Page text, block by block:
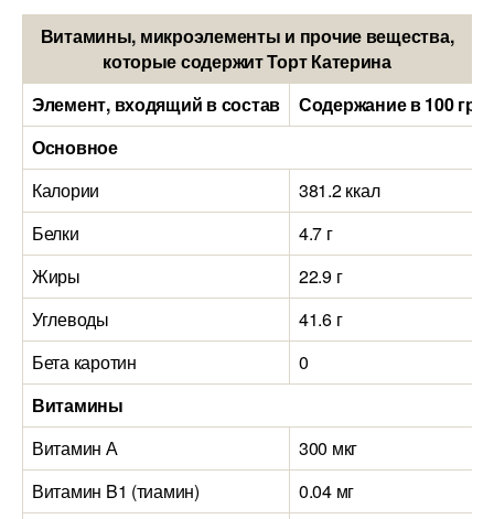
Витамины, микроэлементы и прочие вещества,
которые содержит Торт Катерина
Элемент, входящий в состав
Содержание в 100
Основное
Калории
381.2 ккал
Белки
4.7 г
Жиры
22.9 г
Углеводы
41.6 г
Бета каротин
0
Витамины
Витамин А
300 мкг
Витамин B1 (тиамин)
0.04 мг